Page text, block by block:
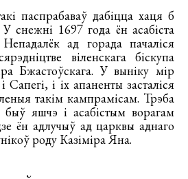
паспрабаваў дабіцца хаця б
У снежні 1697 года ён асабіста
ад горада пачаліся
віленскага біскупа
Бжастоўскага. У выніку мір
і іх апаненты засталіся
такім кампрамісам. Трэба
яшчэ і асабістым ворагам
ён адлучыў ад царквы аднаго
роду Казіміра Яна.